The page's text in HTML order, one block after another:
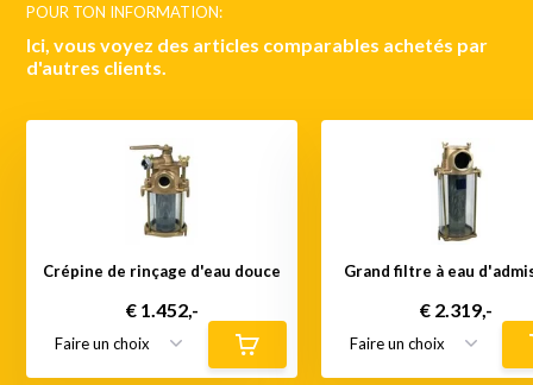
POUR TON INFORMATION:
Ici, vous voyez des articles comparables achetés par
d'autres clients.
Crépine de rinçage d'eau douce
€ 1.452,-
Grand filtre à eau
€ 2.319,-